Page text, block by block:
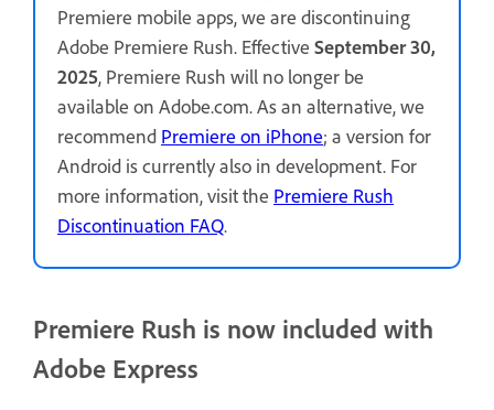
Premiere mobile apps, we are discontinuing
Adobe Premiere Rush. Effective September 30,
2025, Premiere Rush will no longer be
available on Adobe.com. As an alternative, we
recommend Premiere on iPhone; a version for
Android is currently also in development. For
more information, visit the Premiere Rush
Discontinuation FAQ.
Premiere Rush is now included with
Adobe Express